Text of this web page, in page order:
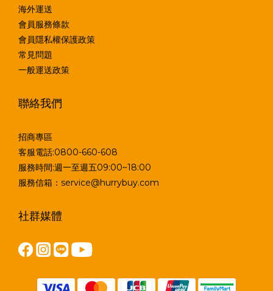
海外運送
會員服務條款
會員隱私權保護政策
常見問題
一般運送政策
聯絡我們
招商專區
客服電話:0800-660-608
服務時間:週一至週五09:00~18:00
服務信箱：service@hurrybuy.com
社群媒體